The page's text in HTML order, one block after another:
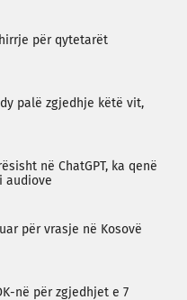
për qytetarët
palë zgjedhje këtë vit,
në ChatGPT, ka qenë
audiove
për vrasje në Kosovë
në për zgjedhjet e 7